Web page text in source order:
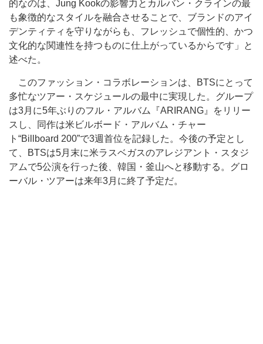
的なのは、Jung Kookの影響力とカルバン・クラインの最
も象徴的なスタイルを融合させることで、ブランドのアイ
デンティティを守りながらも、フレッシュで個性的、かつ
文化的な関連性を持つものに仕上がっているからです」と
述べた。
このファッション・コラボレーションは、BTSにとって
多忙なツアー・スケジュールの最中に実現した。グループ
は3月に5年ぶりのフル・アルバム『ARIRANG』をリリー
スし、同作は米ビルボード・アルバム・チャー
ト“Billboard 200”で3週首位を記録した。今後の予定とし
て、BTSは5月末に米ラスベガスのアレジアント・スタジ
アムで5公演を行った後、韓国・釜山へと移動する。グロ
ーバル・ツアーは来年3月に終了予定だ。